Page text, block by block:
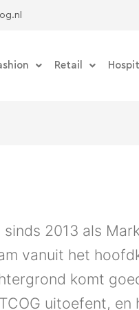
Retail
2013 als
vanuit het
komt
uitoefent,